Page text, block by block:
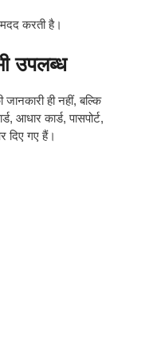
करती है।
उपलब्ध
ही नहीं, बल्कि
आधार कार्ड, पासपोर्ट,
दिए गए हैं।